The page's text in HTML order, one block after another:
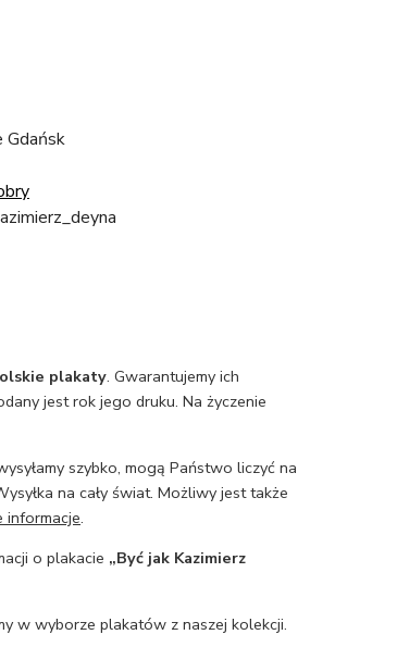
plakaty. Gwarantujemy ich
jest rok jego druku. Na życzenie
szybko, mogą Państwo liczyć na
na cały świat. Możliwy jest także
informacje.
o plakacie „Być jak Kazimierz
w wyborze plakatów z naszej kolekcji.